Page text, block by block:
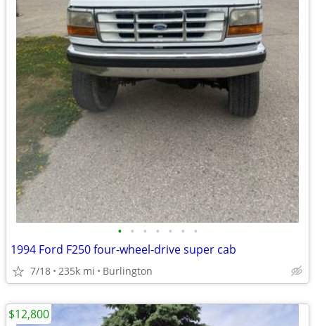
• • • • • • •
1994 Ford F250 four-wheel-drive super cab
7/18 235k mi Burlington
$12,800